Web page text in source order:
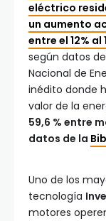
eléctrico
un aumento
entre el 12% al
según datos
Nacional de
inédito donde
valor de la
59,6 % entre
datos de la
Uno de los
tecnología
motores